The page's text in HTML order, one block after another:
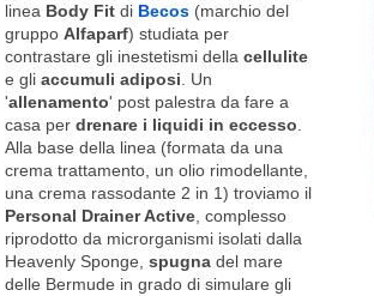
linea Body Fit di Becos (marchio del
gruppo Alfaparf) studiata per
contrastare gli inestetismi della cellulite
e gli accumuli adiposi. Un
'allenamento' post palestra da fare a
casa per drenare i liquidi in eccesso.
Alla base della linea (formata da una
crema trattamento, un olio rimodellante,
una crema rassodante 2 in 1) troviamo il
Personal Drainer Active, complesso
riprodotto da microrganismi isolati dalla
Heavenly Sponge, spugna del mare
delle Bermude in grado di simulare gli